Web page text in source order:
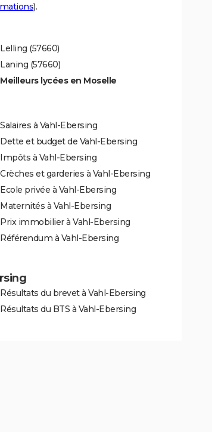
).
Lelling (57660)
Laning (57660)
Meilleurs lycées en Moselle
Salaires à Vahl-Ebersing
Dette et budget de Vahl-Ebersing
Impôts à Vahl-Ebersing
Crèches et garderies à Vahl-Ebersing
Ecole privée à Vahl-Ebersing
Maternités à Vahl-Ebersing
Prix immobilier à Vahl-Ebersing
Référendum à Vahl-Ebersing
Résultats du brevet à Vahl-Ebersing
Résultats du BTS à Vahl-Ebersing